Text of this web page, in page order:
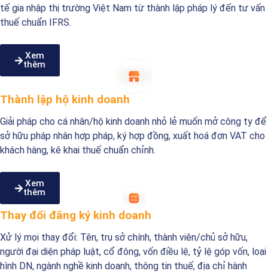
tế gia nhập thị trường Việt Nam từ thành lập pháp lý đến tư vấn
thuế chuẩn IFRS.
Xem
thêm
Thành lập hộ kinh doanh
Giải pháp cho cá nhân/hộ kinh doanh nhỏ lẻ muốn mở công ty để
sở hữu pháp nhân hợp pháp, ký hợp đồng, xuất hoá đơn VAT cho
khách hàng, kê khai thuế chuẩn chỉnh.
Xem
thêm
Thay đổi đăng ký kinh doanh
Xử lý mọi thay đổi: Tên, trụ sở chính, thành viên/chủ sở hữu,
người đại diện pháp luật, cổ đông, vốn điều lệ, tỷ lệ góp vốn, loại
hình DN, ngành nghề kinh doanh, thông tin thuế, địa chỉ hành